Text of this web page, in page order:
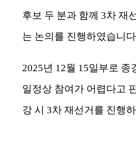
후보 두 분과 함께 3차 재
는 논의를 진행하였습니다
2025년 12월 15일부로 종
일정상 참여가 어렵다고
강 시 3차 재선거를 진행